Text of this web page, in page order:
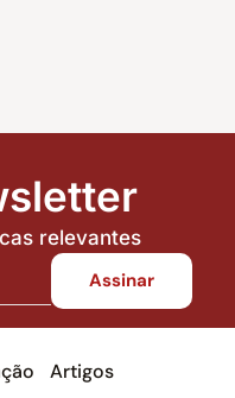
relevantes
Artigos